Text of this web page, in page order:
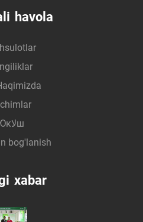
havola
Юкلاш
bog'lanish
xabar